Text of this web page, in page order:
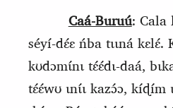
Caá-Buruú: Cala
séyí-dɛ́ɛ ńba tɩɩná kɛlɛ́.
kʊdɔmɩ́nɩ tɛ́ɛ́dɩ-daá,
tɛ́ɛ́wʊ ɩnɩ́ɩ kazɔ́ɔ,